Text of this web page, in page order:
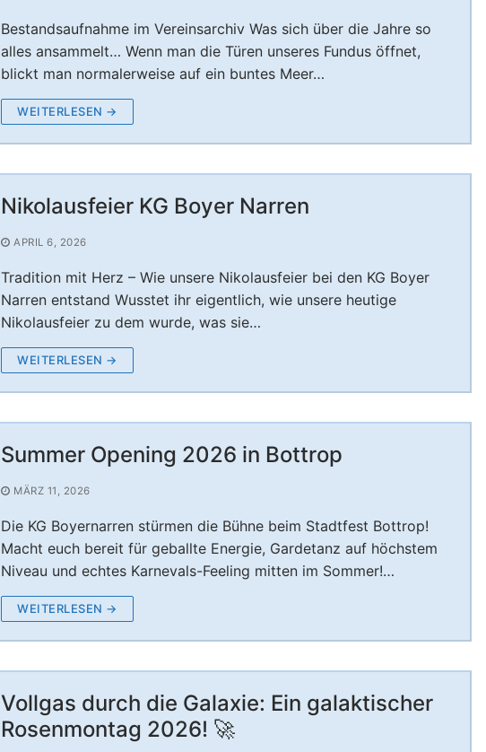
Bestandsaufnahme im Vereinsarchiv Was sich über die Jahre so
alles ansammelt… Wenn man die Türen unseres Fundus öffnet,
blickt man normalerweise auf ein buntes Meer…
WEITERLESEN →
Nikolausfeier KG Boyer Narren
APRIL 6, 2026
Tradition mit Herz – Wie unsere Nikolausfeier bei den KG Boyer
Narren entstand Wusstet ihr eigentlich, wie unsere heutige
Nikolausfeier zu dem wurde, was sie…
WEITERLESEN →
Summer Opening 2026 in Bottrop
MÄRZ 11, 2026
Die KG Boyernarren stürmen die Bühne beim Stadtfest Bottrop!
Macht euch bereit für geballte Energie, Gardetanz auf höchstem
Niveau und echtes Karnevals-Feeling mitten im Sommer!…
WEITERLESEN →
Vollgas durch die Galaxie: Ein galaktischer
Rosenmontag 2026! 🚀